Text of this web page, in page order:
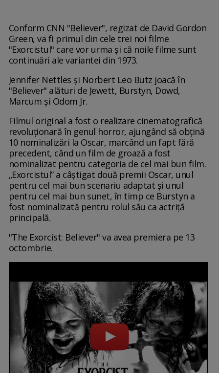
Conform CNN "Believer", regizat de David Gordon
Green, va fi primul din cele trei noi filme
"Exorcistul" care vor urma și că noile filme sunt
continuări ale variantei din 1973.
Jennifer Nettles și Norbert Leo Butz joacă în
"Believer" alături de Jewett, Burstyn, Dowd,
Marcum și Odom Jr.
Filmul original a fost o realizare cinematografică
revoluționară în genul horror, ajungând să obțină
10 nominalizări la Oscar, marcând un fapt fără
precedent, când un film de groază a fost
nominalizat pentru categoria de cel mai bun film.
„Exorcistul” a câștigat două premii Oscar, unul
pentru cel mai bun scenariu adaptat și unul
pentru cel mai bun sunet, în timp ce Burstyn a
fost nominalizată pentru rolul său ca actriță
principală.
"The Exorcist: Believer" va avea premiera pe 13
octombrie.